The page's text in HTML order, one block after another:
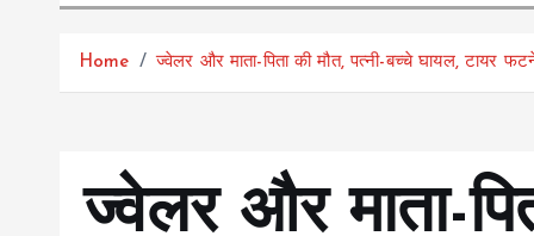
Home ज्वेलर और माता-पिता की मौत, पत्नी-बच्चे घायल, टायर
ज्वेलर और माता-